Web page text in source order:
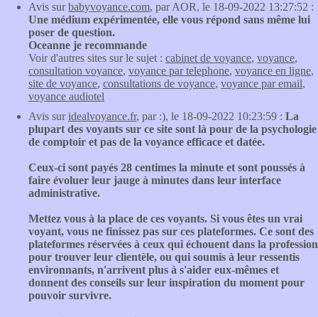
Avis surbabyvoyance.com, par AOR, le 18-09-2022 13:27:52 :
Une médium expérimentée, elle vous répond sans même lui
poser de question.
Oceanne je recommande
Voir d'autres sites sur le sujet : cabinet de voyance, voyance,
consultation voyance, voyance par telephone, voyance en ligne,
site de voyance, consultations de voyance, voyance par email,
voyance audiotel
Avis suridealvoyance.fr, par :), le 18-09-2022 10:23:59 : La
plupart des voyants sur ce site sont là pour de la psychologie
de comptoir et pas de la voyance efficace et datée.
Ceux-ci sont payés 28 centimes la minute et sont poussés à
faire évoluer leur jauge à minutes dans leur interface
administrative.
Mettez vous à la place de ces voyants. Si vous êtes un vrai
voyant, vous ne finissez pas sur ces plateformes. Ce sont des
plateformes réservées à ceux qui échouent dans la profession
pour trouver leur clientèle, ou qui soumis à leur ressentis
environnants, n'arrivent plus à s'aider eux-mêmes et
donnent des conseils sur leur inspiration du moment pour
pouvoir survivre.